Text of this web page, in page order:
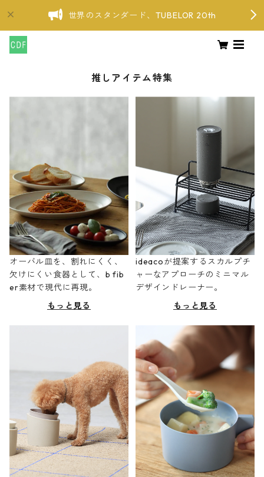
世界のスタンダード、TUBELOR 20th
推しアイテム特集
オーバル皿を、割れにくく、
欠けにくい食器として、b fib
er素材で現代に再現。
もっと見る
ideacoが提案するスカルプチ
ャーなアプローチのミニマル
デザインドレーナー。
もっと見る